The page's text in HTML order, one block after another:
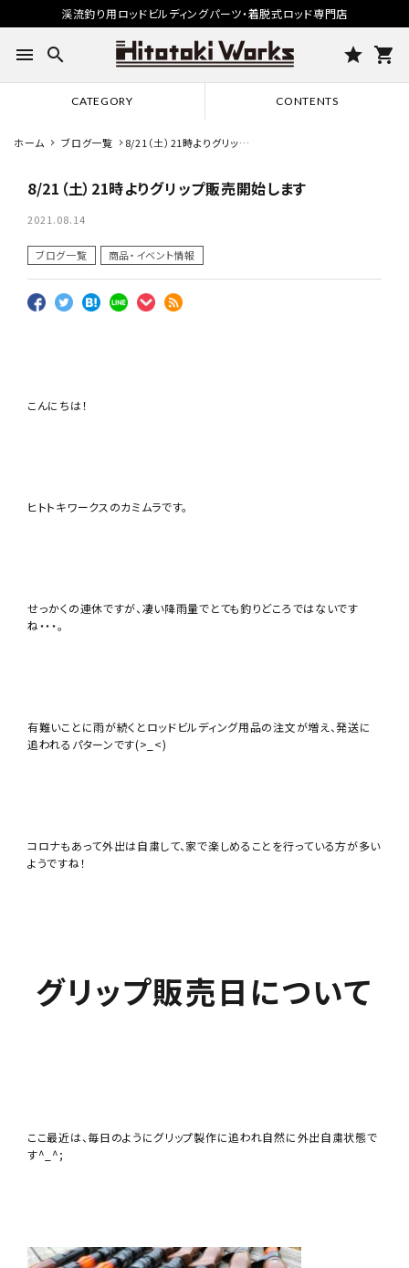
渓流釣り用ロッドビルディングパーツ・着脱式ロッド専門店
menu search star shopping_cart
CATEGORY CONTENTS
ホーム ブログ一覧
8/21（土）21時よりグリップ
8/21（土）21時よりグリップ販売開始します
2021.08.14
ブログ一覧 商品・イベント情報
こんにちは！
ヒトトキワークスのカミムラです。
せっかくの連休ですが、凄い降雨量でとても釣りどころではないです
ね・・・。
有難いことに雨が続くとロッドビルディング用品の注文が増え、発送に
追われるパターンです(>_<)
コロナもあって外出は自粛して、家で楽しめることを行っている方が多い
ようですね！
グリップ販売日について
ここ最近は、毎日のようにグリップ製作に追われ自然に外出自粛状態で
す^_^;